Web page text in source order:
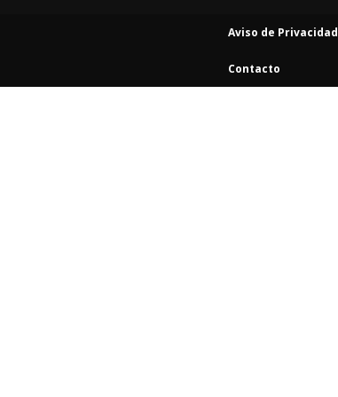
Aviso de Privacidad
Contacto